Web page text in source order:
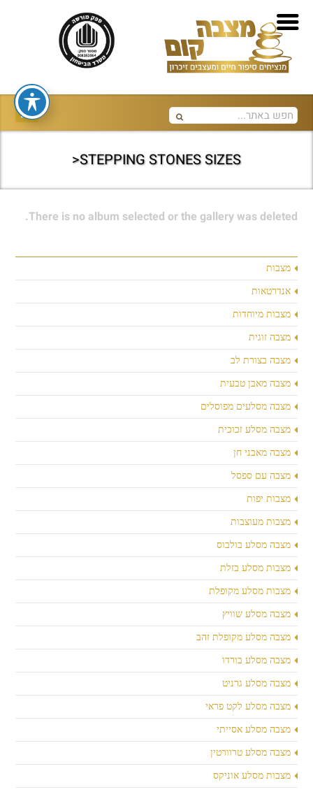
STEPPING STONES SIZES<
מצבות
אנדרטאות
מצבות מיוחדות
מצבה זוגית
מצבה בצורת לב
מצבה מאבן טבעית
מצבה מסלעים מפוסלים
מצבה מסלע זכוכית
מצבה מאבני חן
מצבה עם ספסל
מצבות יפות
מצבות מעוצבות
מצבה מסלע בולבוס
מצבות מסלע בזלת
מצבות מסלע מקופלת
מצבה מסלע שוויץ
מצבה מסלע מקופלת זהב
מצבה מסלע בורדו
מצבה מסלע גרניט
מצבה מסלע לקט פראי
מצבה מסלע אסייתי
מצבה מסלע טרוורטין
מצבות מסלע אוניקס
There is no album selected or the gallery was deleted.